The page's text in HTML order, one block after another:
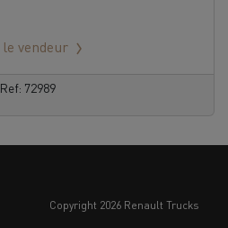
vendeur
Ref: 72989
copyright 2026 Renault Trucks